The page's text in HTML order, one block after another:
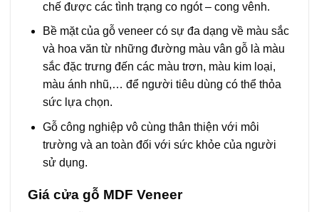
chế được các tình trạng co ngót – cong vênh.
Bề mặt của gỗ veneer có sự đa dạng về màu sắc
và hoa văn từ những đường màu vân gỗ là màu
sắc đặc trưng đến các màu trơn, màu kim loại,
màu ánh nhũ,… để người tiêu dùng có thể thỏa
sức lựa chọn.
Gỗ công nghiệp vô cùng thân thiện với môi
trường và an toàn đối với sức khỏe của người
sử dụng.
Giá cửa gỗ MDF Veneer